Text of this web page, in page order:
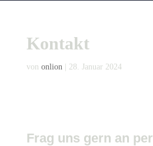
Kontakt
von onlion| 28. Januar 2024
Frag uns gern an per